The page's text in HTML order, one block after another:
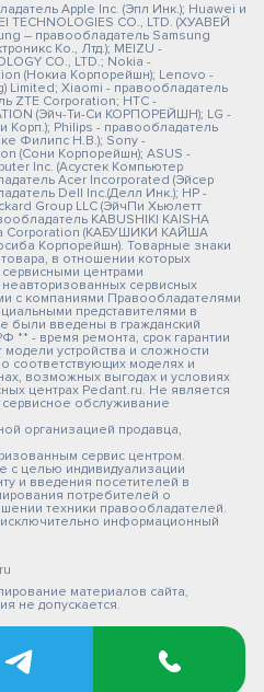
Apple Inc. (Эпл Инк.); Huawei и
TECHNOLOGIES CO., LTD. (ХУАВЕЙ
– правообладатель Samsung
Ко., Лтд.); MEIZU -
CO., LTD.; Nokia -
(Нокиа Корпорейшн); Lenovo -
Limited; Xiaomi - правообладатель
ZTE Corporation; HTC -
(Эйч-Ти-Си КОРПОРЕЙШН); LG -
Корп.); Philips - правообладатель
Филипс Н.В.); Sony -
(Сони Корпорейшн); ASUS -
Inc. (Асустек Компьютер
Acer Incorporated (Эйсер
Dell Inc.(Делл Инк.); HP -
Group LLC (ЭйчПи Хьюлетт
KABUSHIKI KAISHA
Corporation (КАБУШИКИ КАЙША
Корпорейшн). Товарные знаки
в отношении которых
сервисными центрами
неавторизованных сервисных
с компаниями Правообладателями
представителями в
были введены в гражданский
** - время ремонта, срок гарантии
модели устройства и сложности
соответствующих моделях и
возможных выгодах и условиях
центрах Pedant.ru. Не является
обслуживание
организацией продавца,
сервис центром.
с целью индивидуализации
и введения посетителей в
потребителей о
техники правообладателей.
информационный
материалов сайта,
не допускается.